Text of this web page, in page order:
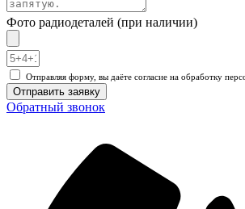
Фото радиодеталей (при наличии)
Отправляя форму, вы даёте согласие на обработку
Отправить заявку
Обратный звонок